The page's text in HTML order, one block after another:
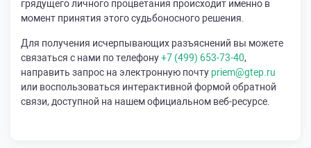
грядущего личного процветания происходит именно в
момент принятия этого судьбоносного решения.
Для получения исчерпывающих разъяснений вы можете
связаться с нами по телефону+7 (499) 653-73-40,
направить запрос на электронную почту priem@gtep.ru
или воспользоваться интерактивной формой обратной
связи, доступной на нашем официальном веб-ресурсе.